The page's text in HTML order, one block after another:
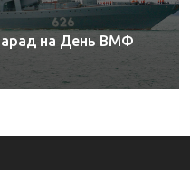
на День ВМФ